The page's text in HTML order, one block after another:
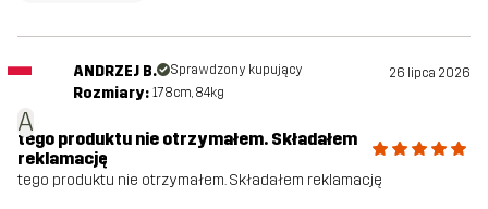
A
ANDRZEJ B. Sprawdzony kupujący 26 lipca 2026
Rozmiary: 178cm, 84kg
tego produktu nie otrzymałem. Składałem
reklamację
tego produktu nie otrzymałem. Składałem reklamację